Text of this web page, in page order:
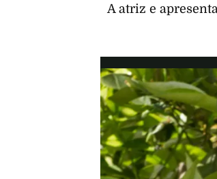
A atriz e